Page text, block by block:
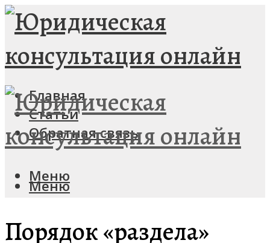
Главная
Статьи
Обратная связь
Меню
Меню
Порядок «раздела»